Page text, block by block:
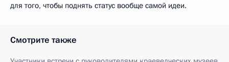
для того, чтобы поднять статус вообще самой идеи.
Смотрите также